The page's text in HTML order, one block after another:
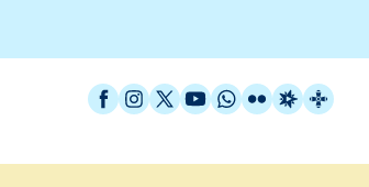
Facebook
Instagram
X / Twitter
YouTube
WhatsApp
FlickrRadio